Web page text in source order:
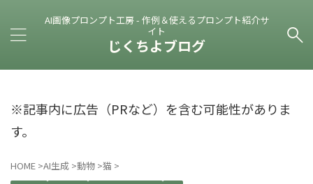
AI画像プロンプト工房 - 作例＆使えるプロンプト紹介サ
イト
じくちよブログ
※記事内に広告（PRなど）を含む可能性がありま
す。
HOME >AI生成 >動物 >猫 >